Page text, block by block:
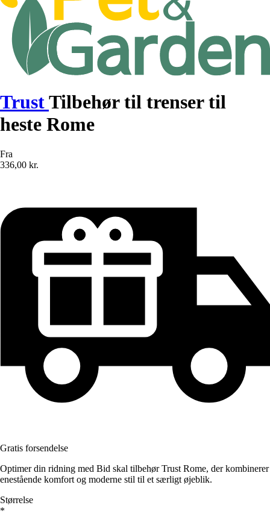
TrustTilbehør til trenser til
heste Rome
Fra
336,00 kr.
Gratis forsendelse
Optimer din ridning med Bid skal tilbehør Trust Rome, der kombinerer
enestående komfort og moderne stil til et særligt øjeblik.
Størrelse
*